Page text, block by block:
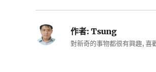
作者:Tsung
對新奇的事物都很有興趣, 喜